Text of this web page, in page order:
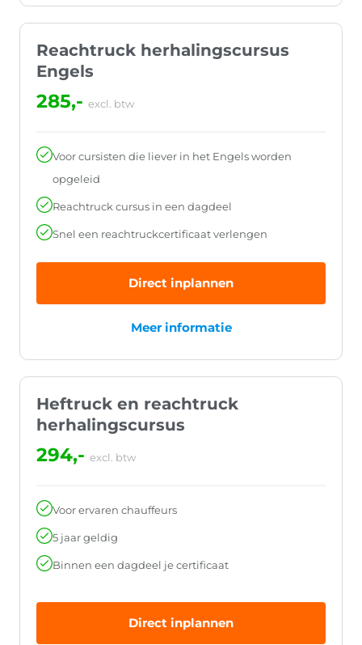
Reachtruck herhalingscursus
Engels
285,- excl. btw
Voor cursisten die liever in het Engels worden
opgeleid
Reachtruck cursus in een dagdeel
Snel een reachtruckcertificaat verlengen
Direct inplannen
Meer informatie
Heftruck en reachtruck
herhalingscursus
294,- excl. btw
Voor ervaren chauffeurs
5 jaar geldig
Binnen een dagdeel je certificaat
Direct inplannen